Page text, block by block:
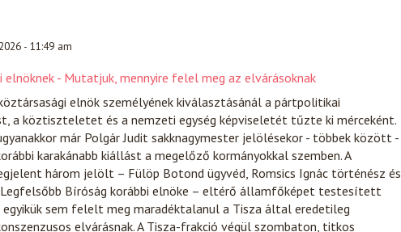
- 11:49 am
- Mutatjuk, mennyire felel meg az elvárásoknak
elnök személyének kiválasztásánál a pártpolitikai
a köztiszteletet és a nemzeti egység képviseletét tűzte ki mérceként.
már Polgár Judit sakknagymester jelölésekor - többek között -
karakánabb kiállást a megelőző kormányokkal szemben. A
három jelölt – Fülöp Botond ügyvéd, Romsics Ignác történész és
Legfelsőbb Bíróság korábbi elnöke – eltérő államfőképet testesített
egyikük sem felelt meg maradéktalanul a Tisza által eredetileg
elvárásnak. A Tisza-frakció végül szombaton, titkos